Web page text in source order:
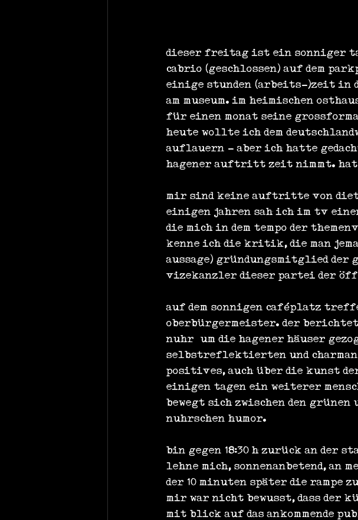
dieser freitag ist ein sonniger
cabrio (geschlossen) auf dem
einige stunden (arbeits-)zeit in
am museum. im heimischen
für einen monat seine
heute wollte ich dem
auflauern - aber ich hatte
hagener auftritt zeit nimmt.
mir sind keine auftritte von
einigen jahren sah ich im tv
die mich in dem tempo der
kenne ich die kritik, die man
aussage) gründungsmitglied der
vizekanzler dieser partei der
auf dem sonnigen caféplatz
oberbürgermeister. der
nuhr „um die hagener häuser
selbstreflektierten und
positives, auch über die kunst
einigen tagen ein weiterer
bewegt sich zwischen den grünen
nuhrschen humor.
bin gegen 18:30 h zurück an der
lehne mich, sonnenanbetend, an
der 10 minuten später die rampe
mir war nicht bewusst, dass der
mit blick auf das ankommende